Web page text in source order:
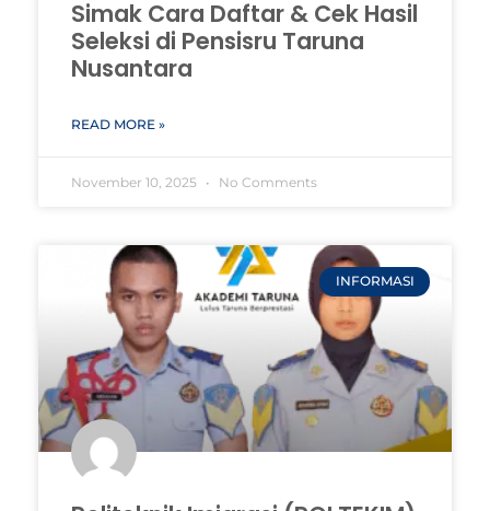
Simak Cara Daftar & Cek Hasil
Seleksi di Pensisru Taruna
Nusantara
READ MORE »
November 10, 2025 No Comments
INFORMASI